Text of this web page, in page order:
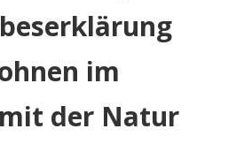
im
der Natur